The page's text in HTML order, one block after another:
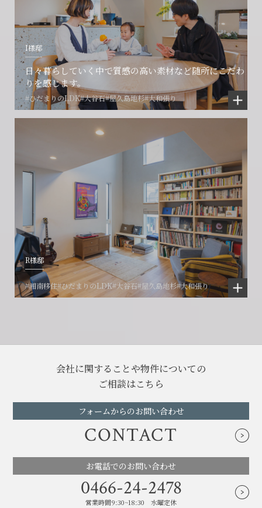
I様邸
日々暮らしていく中で質感の高い素材など随所にこだわ
りを感じます。
#ひだまりのLDK#大谷石#屋久島地杉#大和張り
R様邸
#湘南移住#ひだまりのLDK#大谷石#屋久島地杉#大和張り
会社に関することや物件についての
ご相談はこちら
フォームからのお問い合わせ
CONTACT
お電話でのお問い合わせ
0466-24-2478
営業時間9:30~18:30 水曜定休